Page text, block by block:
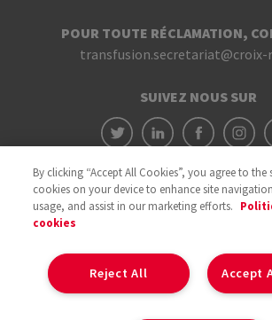
POUR TOUTE RÉCLAMATION,
transfusion.secretariat@croix-
SUIVEZ NOUS SUR
By clicking “Accept All Cookies”, you agree to
cookies on your device to enhance site
usage, and assist in our marketing efforts.
cookies
Accept
Reject All